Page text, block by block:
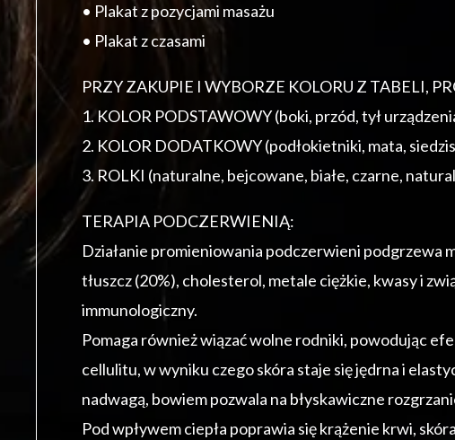
• Plakat z pozycjami masażu
• Plakat z czasami
PRZY ZAKUPIE I WYBORZE KOLORU Z TABELI,
1. KOLOR PODSTAWOWY (boki, przód, tył
2. KOLOR DODATKOWY (podłokietniki, mata,
3. ROLKI (naturalne, bejcowane, białe, czarne,
TERAPIA PODCZERWIENIĄ:
Działanie promieniowania podczerwieni podgrzewa
tłuszcz (20%), cholesterol, metale ciężkie, kwasy i
immunologiczny.
Pomaga również wiązać wolne rodniki, powodując
cellulitu, w wyniku czego skóra staje się jędrna i
nadwagą, bowiem pozwala na błyskawiczne
Pod wpływem ciepła poprawia się krążenie krwi,